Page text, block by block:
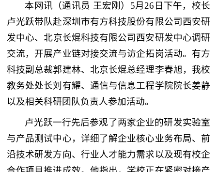
本网讯 （通讯员 王宏刚） 5月26日下午，校长
卢光跃带队赴深圳市有方科技股份有限公司西安研
发中心、‌北京长焜科技有限公司西安研发中心调研
交流，开展产业链对接交流与访企拓岗活动。有方
科技副总裁郭建林、北京长焜总经理李春旭，我校
教务处处长刘有耀、通信与信息工程学院院长姜静
以及相关科研团队负责人参加活动。
卢光跃一行先后参观了两家企业的研发实验室
与产品测试中心，详细了解企业核心业务布局、前
沿技术研发方向、行业人才能力需求以及现有校企